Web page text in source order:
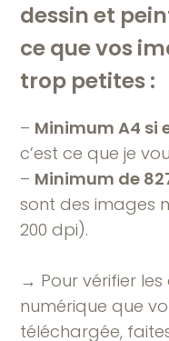
dessin et
ce que vos
trop petites :
– Minimum A4 si
c’est ce que je
– Minimum de
sont des images
200 dpi).
→ Pour vérifier les
numérique que
téléchargée,